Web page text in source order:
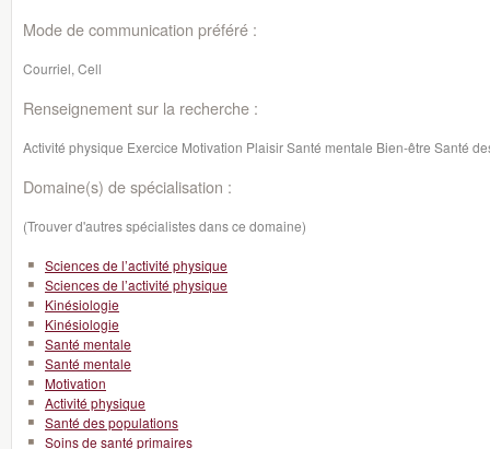
Mode de communication préféré :
Courriel, Cell
Renseignement sur la recherche :
Activité physique Exercice Motivation Plaisir Santé mentale Bien-être Santé
Domaine(s) de spécialisation :
(Trouver d'autres spécialistes dans ce domaine)
Sciences de l’activité physique
Sciences de l’activité physique
Kinésiologie
Kinésiologie
Santé mentale
Santé mentale
Motivation
Activité physique
Santé des populations
Soins de santé primaires